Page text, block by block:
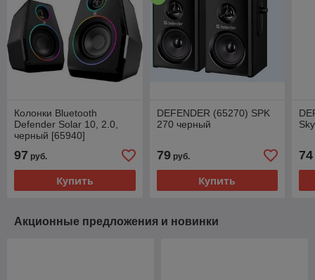
Колонки Bluetooth
Defender Solar 10, 2.0,
черный [65940]
97 руб.
Купить
DEFENDER (65270) SPK
270 черный
79руб.
Купить
74
Акционные предложения и новинки